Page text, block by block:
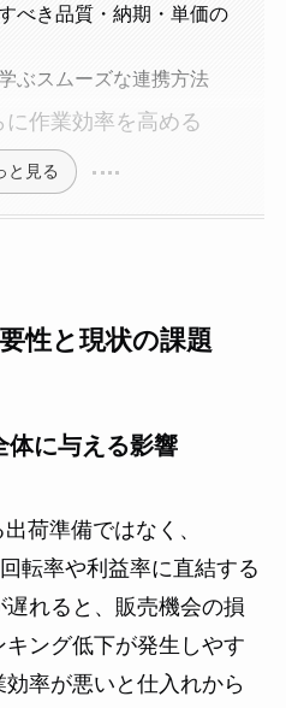
べき品質・納期・単価の
ぶスムーズな連携方法
作業効率を高める
と見る
性と現状の課題
体に与える影響
荷準備ではなく、
転率や利益率に直結する
れると、販売機会の損
ング低下が発生しやす
率が悪いと仕入れから